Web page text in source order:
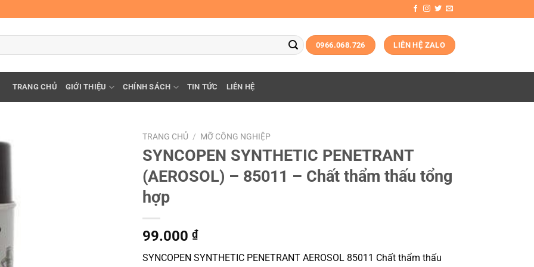
0966.068.726 LIÊN HỆ ZALO
TRANG CHỦ GIỚI THIỆU CHÍNH SÁCH TIN TỨC LIÊN HỆ
TRANG CHỦ / MỠ CÔNG NGHIỆP
SYNCOPEN SYNTHETIC PENETRANT
(AEROSOL) – 85011 – Chất thẩm thấu tổng
hợp
99.000 ₫
SYNCOPEN SYNTHETIC PENETRANT AEROSOL 85011 Chất thẩm thấu